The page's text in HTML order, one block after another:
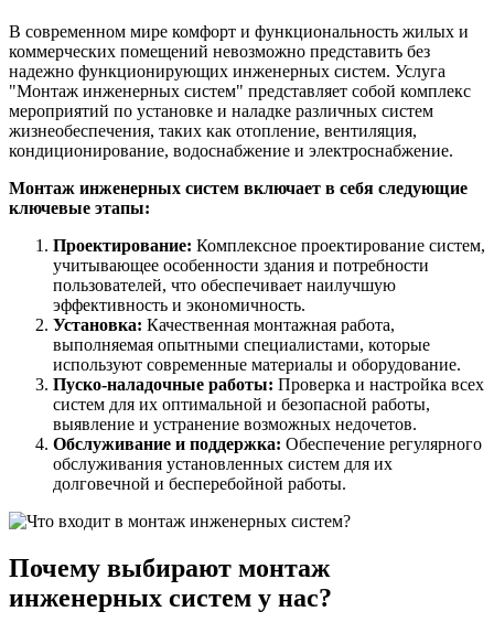
В современном мире комфорт и функциональность жилых и
коммерческих помещений невозможно представить без
надежно функционирующих инженерных систем. Услуга
"Монтаж инженерных систем" представляет собой комплекс
мероприятий по установке и наладке различных систем
жизнеобеспечения, таких как отопление, вентиляция,
кондиционирование, водоснабжение и электроснабжение.
Монтаж инженерных систем включает в себя следующие
ключевые этапы:
Проектирование: Комплексное проектирование систем,
учитывающее особенности здания и потребности
пользователей, что обеспечивает наилучшую
эффективность и экономичность.
Установка: Качественная монтажная работа,
выполняемая опытными специалистами, которые
используют современные материалы и оборудование.
Пуско-наладочные работы: Проверка и настройка всех
систем для их оптимальной и безопасной работы,
выявление и устранение возможных недочетов.
Обслуживание и поддержка: Обеспечение регулярного
обслуживания установленных систем для их
долговечной и бесперебойной работы.
Почему выбирают монтаж
инженерных систем у нас?